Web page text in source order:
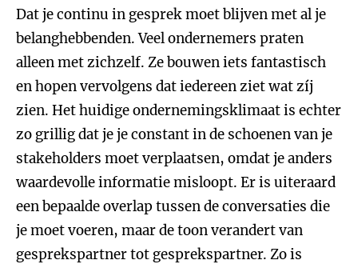
Dat je continu in gesprek moet blijven met al je
belanghebbenden. Veel ondernemers praten
alleen met zichzelf. Ze bouwen iets fantastisch
en hopen vervolgens dat iedereen ziet wat zíj
zien. Het huidige ondernemingsklimaat is echter
zo grillig dat je je constant in de schoenen van je
stakeholders moet verplaatsen, omdat je anders
waardevolle informatie misloopt. Er is uiteraard
een bepaalde overlap tussen de conversaties die
je moet voeren, maar de toon verandert van
gesprekspartner tot gesprekspartner. Zo is